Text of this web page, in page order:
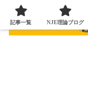
記事一覧 NJE理論ブログ